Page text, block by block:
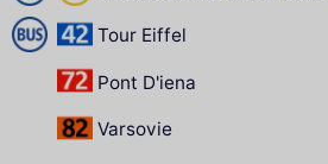
Tour Eiffel
Pont D'iena
Varsovie